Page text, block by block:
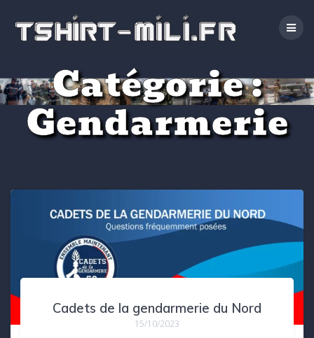
au
contenu
Catégorie :
Gendarmerie
Cadets de la gendarmerie du Nord
15/10/2023